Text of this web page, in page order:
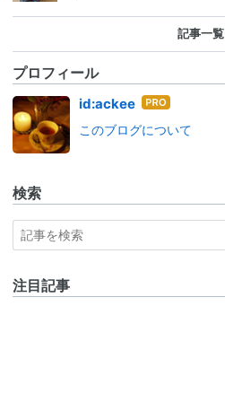
記事一覧
プロフィール
id:ackee はて
ログ
このブログについて
検索
注目記事